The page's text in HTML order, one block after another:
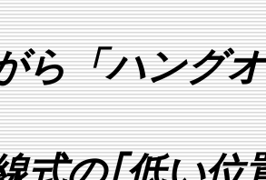
ら「ハング